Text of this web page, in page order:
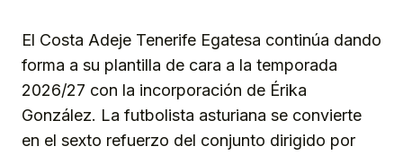
El Costa Adeje Tenerife Egatesa continúa dando
forma a su plantilla de cara a la temporada
2026/27 con la incorporación de Érika
González. La futbolista asturiana se convierte
en el sexto refuerzo del conjunto dirigido por